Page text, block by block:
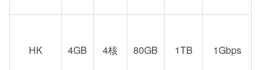
HK 4GB 4核 80GB 1TB 1Gbps